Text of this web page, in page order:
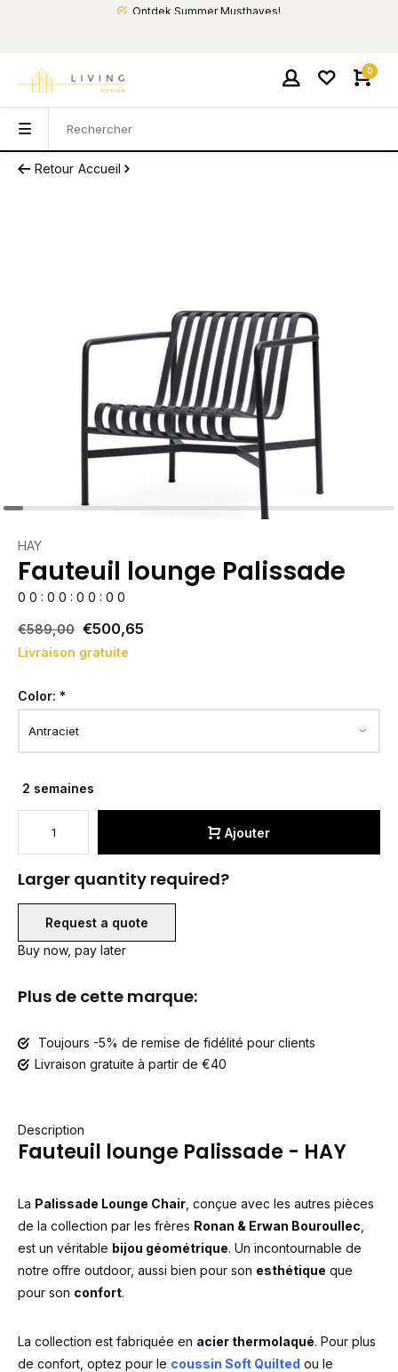
Ontdek Summer Musthaves!
0
Retour Accueil
HAY
Fauteuil lounge Palissade
0 0 : 0 0 : 0 0 : 0 0
€589,00 €500,65
Livraison gratuite
Color: *
2 semaines
Ajouter
Larger quantity required?
Request a quote
Buy now, pay later
Plus de cette marque:
Toujours -5% de remise de fidélité pour clients
Livraison gratuite à partir de €40
Description
Fauteuil lounge Palissade - HAY
La Palissade Lounge Chair , conçue avec les autres pièces
de la collection par les frères Ronan & Erwan Bouroullec
est un véritable bijou géométrique. Un incontournable de
notre offre outdoor, aussi bien pour son esthétique que
pour son confort.
La collection est fabriquée en acier thermolaqué. Pour plus
de confort, optez pour le coussin Soft Quilted ou le